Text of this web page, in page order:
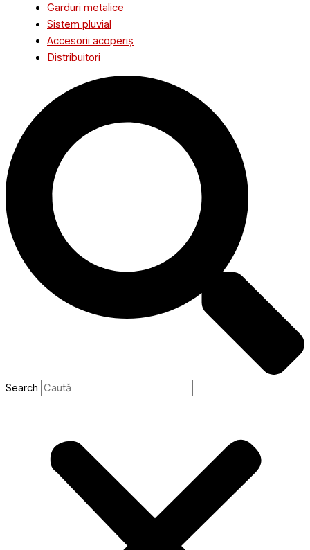
Garduri metalice
Sistem pluvial
Accesorii acoperiș
Distribuitori
Search